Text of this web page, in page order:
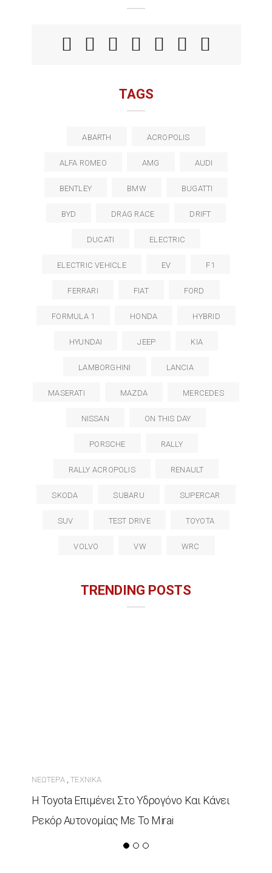
TAGS
ABARTH ACROPOLIS
ALFA ROMEO AMG AUDI
BENTLEY BMW BUGATTI
BYD DRAG RACE DRIFT
DUCATI ELECTRIC
ELECTRIC VEHICLE EV F1
FERRARI FIAT FORD
FORMULA 1 HONDA HYBRID
HYUNDAI JEEP KIA
LAMBORGHINI LANCIA
MASERATI MAZDA MERCEDES
NISSAN ON THIS DAY
PORSCHE RALLY
RALLY ACROPOLIS RENAULT
SKODA SUBARU SUPERCAR
SUV TEST DRIVE TOYOTA
VOLVO VW WRC
TRENDING POSTS
ΝΕΏΤΕΡΑ,ΤΕΧΝΙΚΆ
Η Toyota Επιμένει Στο Υδρογόνο Και Κάνει
Ρεκόρ Αυτονομίας Με Το Mirai